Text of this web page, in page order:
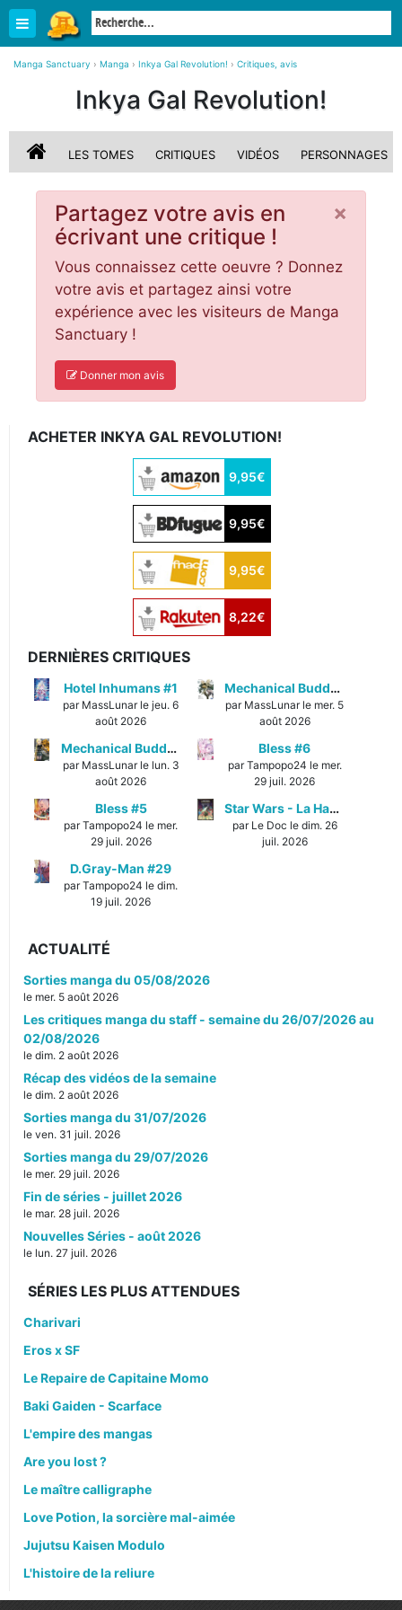
Manga Sanctuary › Manga › Inkya Gal Revolution! › Critiques, avis
Inkya Gal Revolution!
LES TOMES CRITIQUES VIDÉOS PERSONNAGES
×
Partagez votre avis en
écrivant une critique !
Vous connaissez cette oeuvre ? Donnez
votre avis et partagez ainsi votre
expérience avec les visiteurs de Manga
Sanctuary !
Donner mon avis
ACHETER INKYA GAL REVOLUTION!
9,95€
9,95€
9,95€
8,22€
DERNIÈRES CRITIQUES
Hotel Inhumans #1
par MassLunar le jeu. 6
août 2026
Mechanical Buddy Universe #1
par MassLunar le mer. 5
août 2026
Mechanical Buddy Universe #0
par MassLunar le lun. 3
août 2026
Bless #6
par Tampopo24 le mer.
29 juil. 2026
Bless #5
par Tampopo24 le mer.
29 juil. 2026
Star Wars - La Haute République - Un équilibre fragile
par Le Doc le dim. 26
juil. 2026
D.Gray-Man #29
par Tampopo24 le dim.
19 juil. 2026
ACTUALITÉ
Sorties manga du 05/08/2026
le mer. 5 août 2026
Les critiques manga du staff - semaine du 26/07/2026 au
02/08/2026
le dim. 2 août 2026
Récap des vidéos de la semaine
le dim. 2 août 2026
Sorties manga du 31/07/2026
le ven. 31 juil. 2026
Sorties manga du 29/07/2026
le mer. 29 juil. 2026
Fin de séries - juillet 2026
le mar. 28 juil. 2026
Nouvelles Séries - août 2026
le lun. 27 juil. 2026
SÉRIES LES PLUS ATTENDUES
Charivari
Eros x SF
Le Repaire de Capitaine Momo
Baki Gaiden - Scarface
L'empire des mangas
Are you lost ?
Le maître calligraphe
Love Potion, la sorcière mal-aimée
Jujutsu Kaisen Modulo
L'histoire de la reliure